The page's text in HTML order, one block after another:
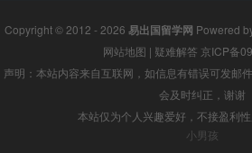
Copyright © 2012 - 2026 易出国留学网 Powered
网站地图 | 疑难解答 京ICP备
声明：本站内容来自互联网，如信息有错误可发邮
会及时纠正，谢谢
本站仅为个人兴趣爱好，不接盈利
小男孩